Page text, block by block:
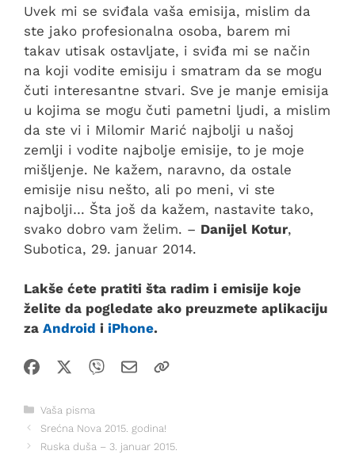
Uvek mi se sviđala vaša emisija, mislim da
ste jako profesionalna osoba, barem mi
takav utisak ostavljate, i sviđa mi se način
na koji vodite emisiju i smatram da se mogu
čuti interesantne stvari. Sve je manje emisija
u kojima se mogu čuti pametni ljudi, a mislim
da ste vi i Milomir Marić najbolji u našoj
zemlji i vodite najbolje emisije, to je moje
mišljenje. Ne kažem, naravno, da ostale
emisije nisu nešto, ali po meni, vi ste
najbolji… Šta još da kažem, nastavite tako,
svako dobro vam želim. – Danijel Kotur,
Subotica, 29. januar 2014.
Lakše ćete pratiti šta radim i emisije koje
želite da pogledate ako preuzmete aplikaciju
za Android i iPhone.
Kategorije
Vaša pisma
Srećna Nova 2015. godina!
Ruska duša – 3. januar 2015.